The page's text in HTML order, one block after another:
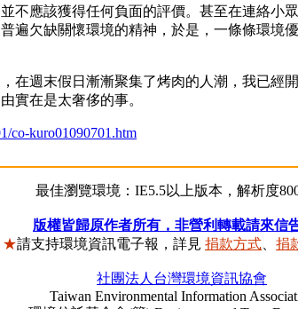
應該獲得任何負面的評價。甚至在連絡小
遍欠缺關懷環境的精神，於是，一條條環境
週末假日漸漸聚集了烤肉的人潮，我已經
實在是太奢侈的事。
co-kuro01090701.htm
最佳瀏覽環境：IE5.5以上版本，解析度
版權皆歸原作者所有，非營利轉載請來信
★請支持環境資訊電子報，詳見 捐款方式 捐
社團法人台灣環境資訊協會
Taiwan Environmental Information